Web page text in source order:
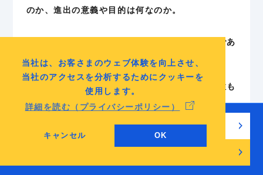
当社は、お客さまのウェブ体験を向上させ、
当社のアクセスを分析するためにクッキーを
使用します。
詳細を読む（プライバシーポリシー）
キャンセル OK
のか、進出の意義や目的は何なのか。
これらはすべて経営者のビジョンに基づくものであ
り、実務担当者だけでは見極めきれません。
特に海外市場は日々変動しており、事業の方向性も
柔軟に見直す必要があります。
その際、都度意思決定と舵取りを行うのは、経営者
無料でチェックリストを見る